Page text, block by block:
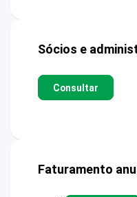
Sócios e
Consultar
Faturamento